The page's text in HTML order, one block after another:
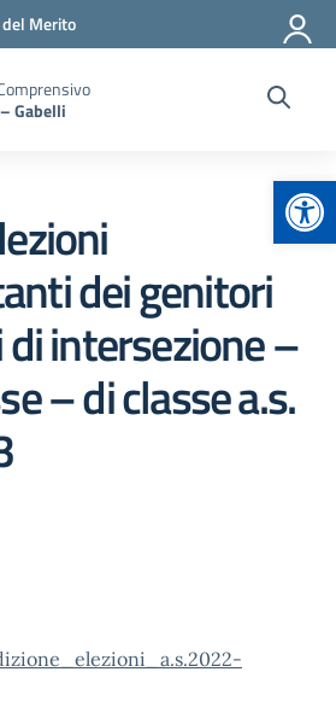
Merito
Gabelli
dei genitori
intersezione –
– di classe a.s.